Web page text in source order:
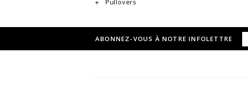
Pullovers
ABONNEZ-VOUS À NOTRE INFOLETTRE